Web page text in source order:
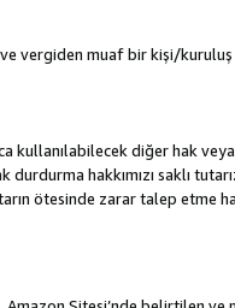
vergiden muaf bir kişi/kuruluş
kullanılabilecek diğer hak veya
hakkımızı saklı
ötesinde zarar talep etme